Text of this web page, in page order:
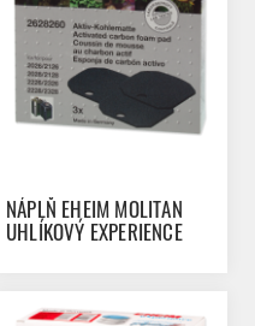
NÁPLŇ EHEIM MOLITAN
UHLÍKOVÝ EXPERIENCE